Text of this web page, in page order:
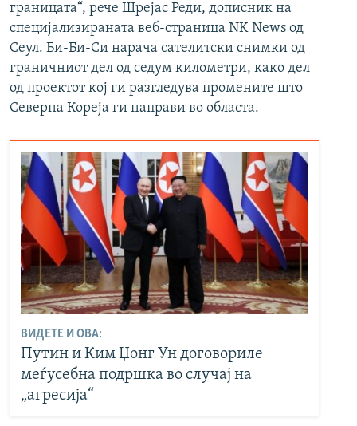
границата“, рече Шрејас Реди, дописник на
специјализираната веб-страница NK News од
Сеул. Би-Би-Си нарача сателитски снимки од
граничниот дел од седум километри, како дел
од проектот кој ги разгледува промените што
Северна Кореја ги направи во областа.
ВИДЕТЕ И ОВА:
Путин и Ким Џонг Ун договориле
меѓусебна подршка во случај на
„агресија“